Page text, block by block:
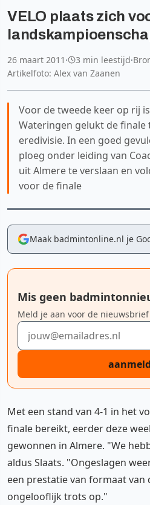
VELO plaats zich
26 maart 2011 · 3 min leestijd·
Artikelfoto: Alex van Zaanen
Voor de tweede keer op rij
Wateringen gelukt de finale
eredivisie. In een goed
ploeg onder leiding van
uit Almere te verslaan en
voor de finale
Maak badmintonline.nl je
Mis geen
Meld je aan voor de
E-mailadres
Met een stand van 4-1 in het
finale bereikt, eerder deze
gewonnen in Almere. "We
aldus Slaats. "Ongeslagen
een prestatie van formaat van
ongelooflijk trots op."